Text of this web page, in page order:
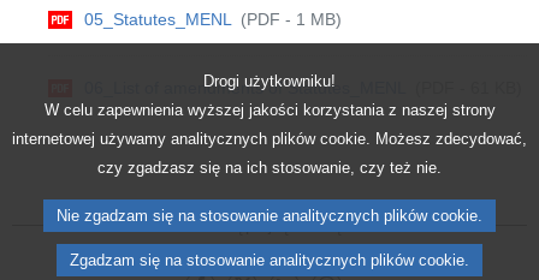
Drogi użytkowniku!
W celu zapewnienia wyższej jakości korzystania z naszej strony
internetowej używamy analitycznych plików cookie. Możesz zdecydować,
czy zgadzasz się na ich stosowanie, czy też nie.
Nie zgadzam się na stosowanie analitycznych plików cookie.
Zgadzam się na stosowanie analitycznych plików cookie.
05_Statutes_MENL (PDF - 1 MB)
06_List of amendments of Statutes_MENL
Udostępnij tę stronę: